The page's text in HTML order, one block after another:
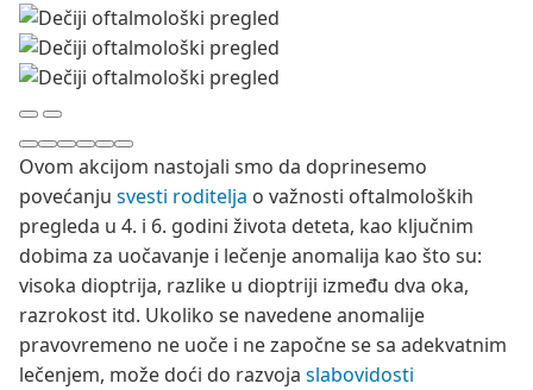
Ovom akcijom nastojali smo da doprinesemo
povećanju svesti roditelja o važnosti oftalmoloških
pregleda u 4. i 6. godini života deteta, kao ključnim
dobima za uočavanje i lečenje anomalija kao što su:
visoka dioptrija, razlike u dioptriji između dva oka,
razrokost itd. Ukoliko se navedene anomalije
pravovremeno ne uoče i ne započne se sa adekvatnim
lečenjem, može doći do razvoja slabovidosti